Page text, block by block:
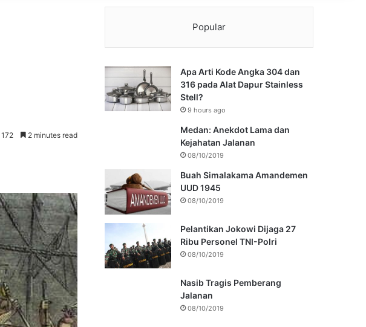
172 2 minutes read
Popular
Apa Arti Kode Angka 304 dan
316 pada Alat Dapur Stainless
Stell?
9 hours ago
Medan: Anekdot Lama dan
Kejahatan Jalanan
08/10/2019
Buah Simalakama Amandemen
UUD 1945
08/10/2019
Pelantikan Jokowi Dijaga 27
Ribu Personel TNI-Polri
08/10/2019
Nasib Tragis Pemberang
Jalanan
08/10/2019